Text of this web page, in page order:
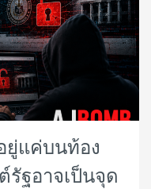
ยู่แค่บนท้อง
รัฐอาจเป็นจุด